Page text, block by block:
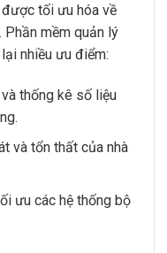
tối ưu hóa về
mềm quản lý
nhiều ưu điểm:
thống kê số liệu
và tổn thất của nhà
ưu các hệ thống bộ